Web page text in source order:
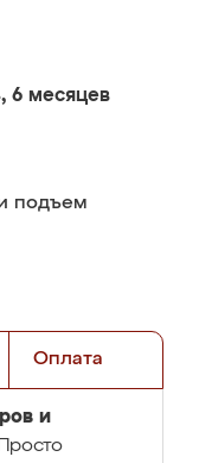
6 месяцев
подъем
Оплата
и